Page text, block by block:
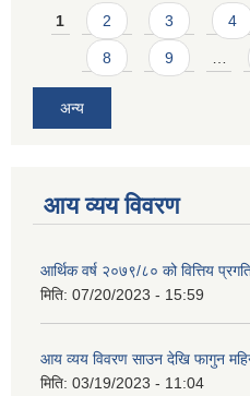
Pages
1 2 3 4
8 9
अन्य
आय व्यय विवरण
आर्थिक वर्ष २०७९/८० को वित्तिय
मिति: 07/20/2023 - 15:59
आय व्यय विवरण साउन देखि फागुन
मिति: 03/19/2023 - 11:04